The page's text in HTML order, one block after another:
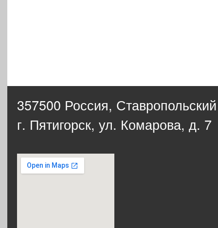
357500 Россия,
г. Пятигорск, ул. Комарова, д. 7